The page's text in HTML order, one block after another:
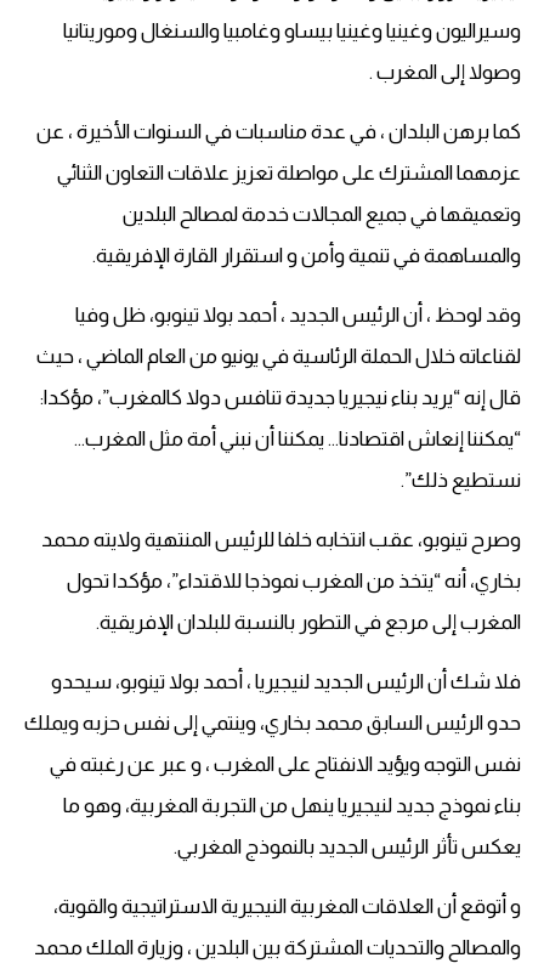
وسيراليون وغينيا وغينيا بيساو وغامبيا والسنغال وموريتانيا
وصولا إلى المغرب .
كما برهن البلدان ، في عدة مناسبات في السنوات الأخيرة ، عن
عزمهما المشترك على مواصلة تعزيز علاقات التعاون الثنائي
وتعميقها في جميع المجالات خدمة لمصالح البلدين
والمساهمة في تنمية وأمن و استقرار القارة الإفريقية.
وقد لوحظ ، أن الرئيس الجديد ، أحمد بولا تينوبو، ظل وفيا
لقناعاته خلال الحملة الرئاسية في يونيو من العام الماضي ، حيث
قال إنه “يريد بناء نيجيريا جديدة تنافس دولا كالمغرب”، مؤكدا:
“يمكننا إنعاش اقتصادنا… يمكننا أن نبني أمة مثل المغرب…
نستطيع ذلك”.
وصرح تينوبو، عقب انتخابه خلفا للرئيس المنتهية ولايته محمد
بخاري، أنه “يتخذ من المغرب نموذجا للاقتداء”، مؤكدا تحول
المغرب إلى مرجع في التطور بالنسبة للبلدان الإفريقية.
فلا شك أن الرئيس الجديد لنيجيريا ، أحمد بولا تينوبو، سيحدو
حدو الرئيس السابق محمد بخاري، وينتمي إلى نفس حزبه ويملك
نفس التوجه ويؤيد الانفتاح على المغرب ، و عبر عن رغبته في
بناء نموذج جديد لنيجيريا ينهل من التجربة المغربية، وهو ما
يعكس تأثر الرئيس الجديد بالنموذج المغربي.
و أتوقع أن العلاقات المغربية النيجيرية الاستراتيجية والقوية،
والمصالح والتحديات المشتركة بين البلدين ، وزيارة الملك محمد